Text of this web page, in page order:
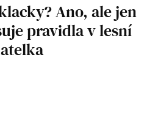
Ano, ale jen
pravidla v lesní